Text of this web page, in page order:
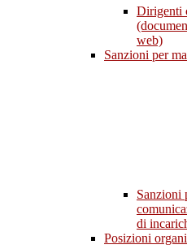
Dirigenti
web)
Sanzioni per
Sanzioni
di
Posizioni